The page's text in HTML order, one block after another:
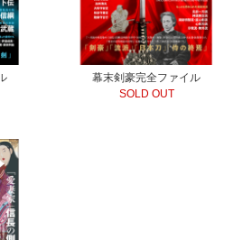
幕末剣豪完全ファイル
SOLD OUT